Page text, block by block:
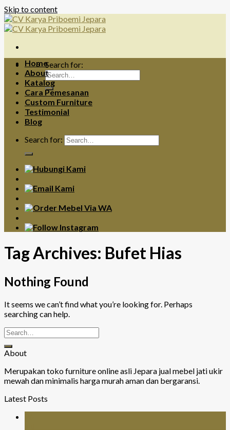
Skip to content
Search for:
Home
About
Katalog
Cara Pemesanan
Custom Furniture
Testimonial
Blog
Search for:
Tag Archives: Bufet Hias
Nothing Found
It seems we can’t find what you’re looking for. Perhaps
searching can help.
About
Merupakan toko furniture online asli Jepara jual mebel jati ukir
mewah dan minimalis harga murah aman dan bergaransi.
Latest Posts